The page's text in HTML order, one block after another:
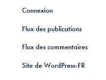
Connexion
Flux des publications
Flux des commentaires
Site de WordPress-FR